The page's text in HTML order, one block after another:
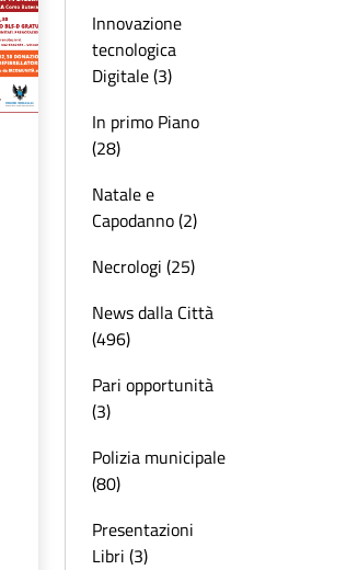
Innovazione
tecnologica
Digitale (3)
In primo Piano
(28)
Natale e
Capodanno (2)
Necrologi (25)
News dalla Città
(496)
Pari opportunità
(3)
Polizia municipale
(80)
Presentazioni
Libri (3)